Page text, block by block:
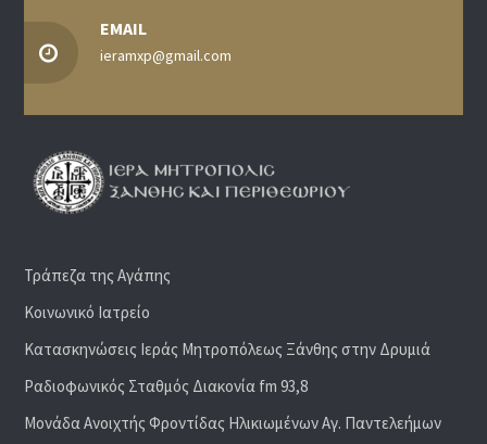
EMAIL
ieramxp@gmail.com
Τράπεζα της Αγάπης
Κοινωνικό Ιατρείο
Κατασκηνώσεις Ιεράς Μητροπόλεως Ξάνθης στην Δρυμιά
Ραδιoφωνικός Σταθμός Διακονία fm 93,8
Μονάδα Ανοιχτής Φροντίδας Ηλικιωμένων Αγ. Παντελεήμων